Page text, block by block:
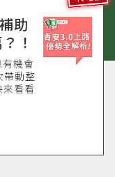
助
！
機會
帶動整
看看